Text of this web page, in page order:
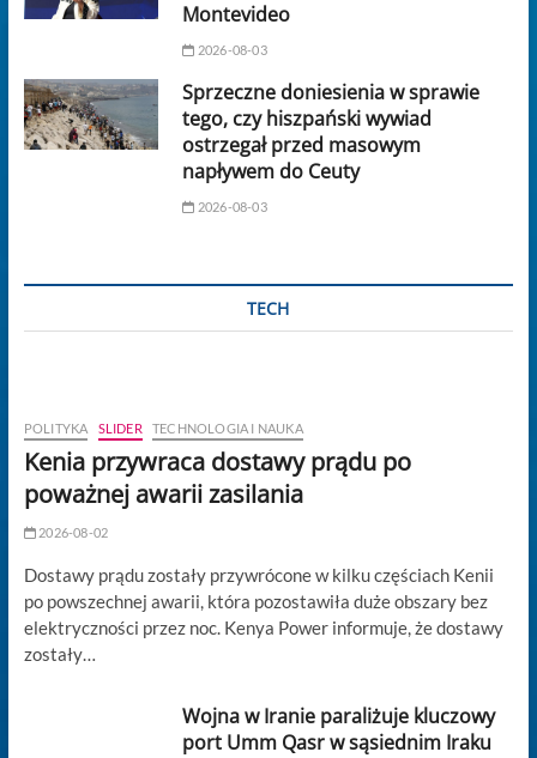
Montevideo
2026-08-03
Sprzeczne doniesienia w sprawie
tego, czy hiszpański wywiad
ostrzegał przed masowym
napływem do Ceuty
2026-08-03
TECH
POLITYKA SLIDER TECHNOLOGIA I NAUKA
Kenia przywraca dostawy prądu po
poważnej awarii zasilania
2026-08-02
Dostawy prądu zostały przywrócone w kilku częściach Kenii
po powszechnej awarii, która pozostawiła duże obszary bez
elektryczności przez noc. Kenya Power informuje, że dostawy
zostały…
Wojna w Iranie paraliżuje kluczowy
port Umm Qasr w sąsiednim Iraku